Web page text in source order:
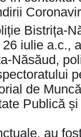
Bistrița-
iulie a.c.,
Năsăud,
de
Publică
au